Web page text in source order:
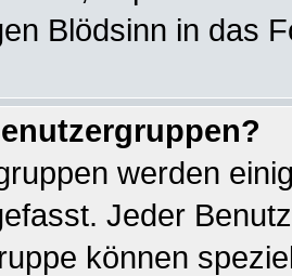
Blödsinn in das
werden
Jeder
können